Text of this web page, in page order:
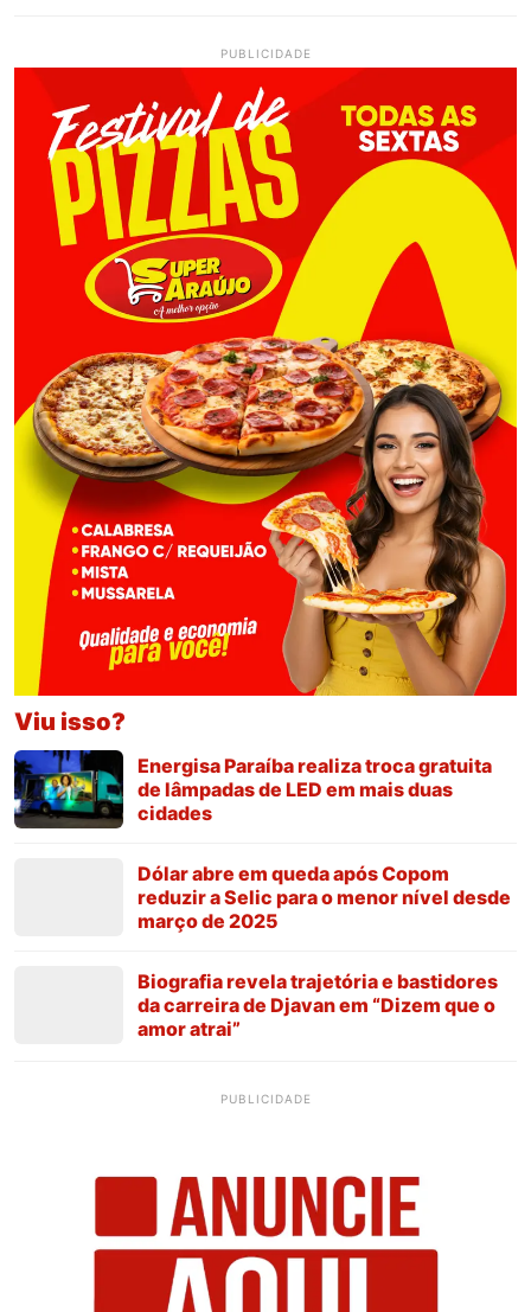
PUBLICIDADE
Viu isso?
Energisa Paraíba realiza troca gratuita
de lâmpadas de LED em mais duas
cidades
Dólar abre em queda após Copom
reduzir a Selic para o menor nível desde
março de 2025
Biografia revela trajetória e bastidores
da carreira de Djavan em “Dizem que o
amor atrai”
PUBLICIDADE